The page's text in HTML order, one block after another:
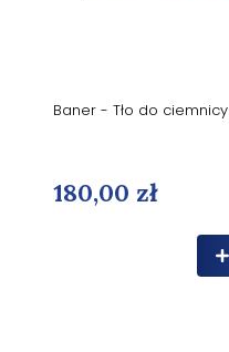
Baner - Tło do ciemnicy
180,00 zł